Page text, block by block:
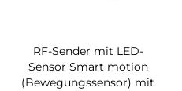
RF-Sender mit LED-
Sensor Smart motion
(Bewegungssensor) mit